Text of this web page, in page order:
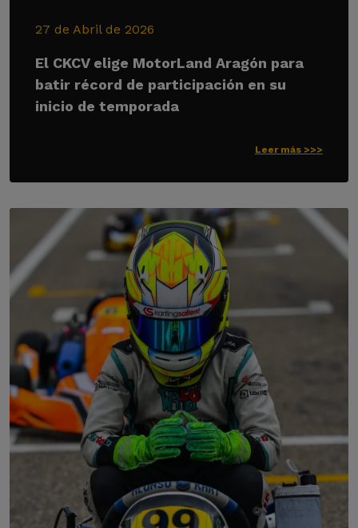
27 de Abril de 2026
El CKCV elige MotorLand Aragón para
batir récord de participación en su
inicio de temporada
Leer más >>>